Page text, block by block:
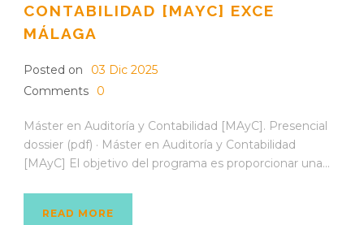
CONTABILIDAD [MAYC] EXCE
MÁLAGA
Posted on
03 Dic 2025
Comments
0
Máster en Auditoría y Contabilidad [MAyC]. Presencial
dossier (pdf) · Máster en Auditoría y Contabilidad
[MAyC] El objetivo del programa es proporcionar una...
READ MORE